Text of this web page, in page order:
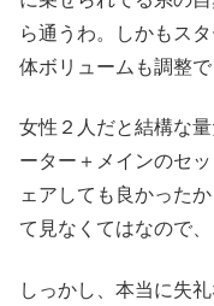
ら通うわ。しかもス
体ボリュームも調整で
女性２人だと結構な
ーター＋メインのセ
ェアしても良かった
て見なくてはなので
しっかし、本当に失